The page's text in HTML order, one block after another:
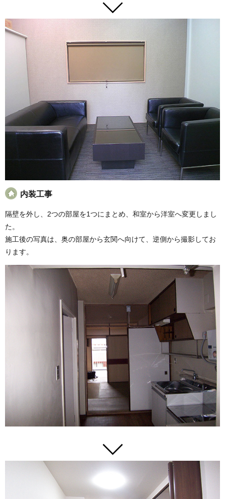
内装工事
隔壁を外し、2つの部屋を1つにまとめ、和室から洋室へ変更しまし
た。
施工後の写真は、奥の部屋から玄関へ向けて、逆側から撮影してお
ります。